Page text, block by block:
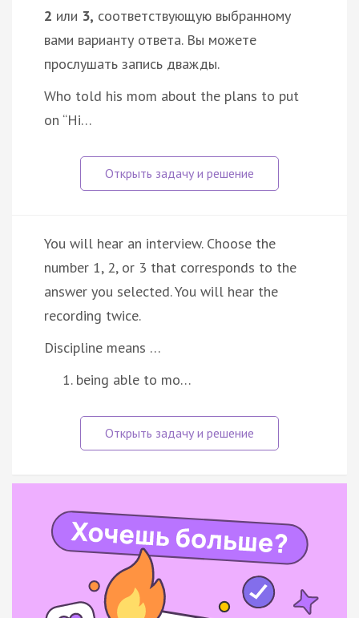
2 или 3, соответствующую выбранному
вами варианту ответа. Вы можете
прослушать запись дважды.
Who told his mom about the plans to put
on “Hi…
You will hear an interview. Choose the
number 1, 2, or 3 that corresponds to the
answer you selected. You will hear the
recording twice.
Discipline means …
being able to mo…